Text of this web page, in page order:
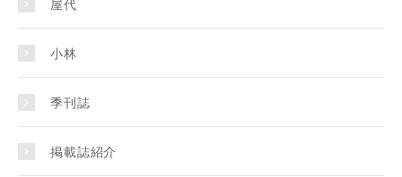
屋代
小林
季刊誌
掲載誌紹介